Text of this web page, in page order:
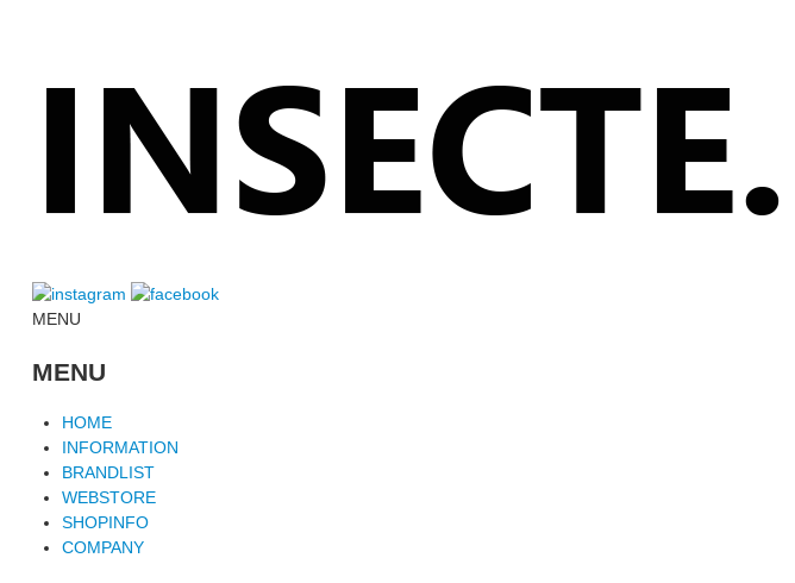
MENU
MENU
HOME
INFORMATION
BRANDLIST
WEBSTORE
SHOPINFO
COMPANY